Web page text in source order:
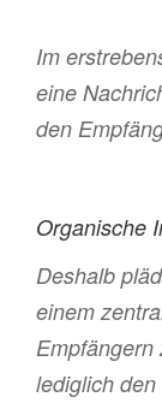
Im
eine
den
Organische
Deshalb
einem
Empfängern
lediglich